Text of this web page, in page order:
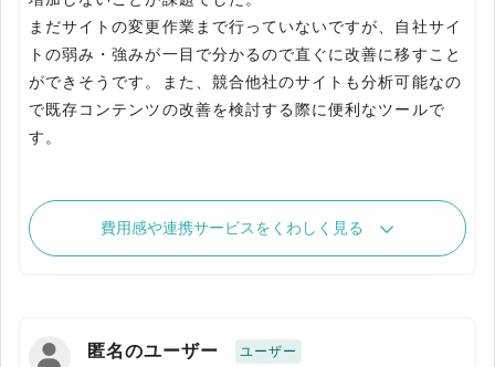
まだサイトの変更作業まで行っていないですが、自社サイ
トの弱み・強みが一目で分かるので直ぐに改善に移すこと
ができそうです。また、競合他社のサイトも分析可能なの
で既存コンテンツの改善を検討する際に便利なツールで
す。
費用感や連携サービスをくわしく見る
匿名のユーザー ユーザー